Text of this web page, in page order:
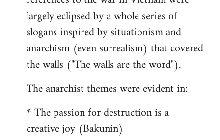
largely eclipsed by a whole series of
slogans inspired by situationism and
anarchism (even surrealism) that covered
the walls ("The walls are the word").
The anarchist themes were evident in:
* The passion for destruction is a
creative joy (Bakunin)